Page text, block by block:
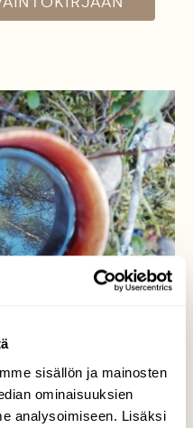
sisällön ja mainosten
ominaisuuksien
analysoimiseen. Lisäksi